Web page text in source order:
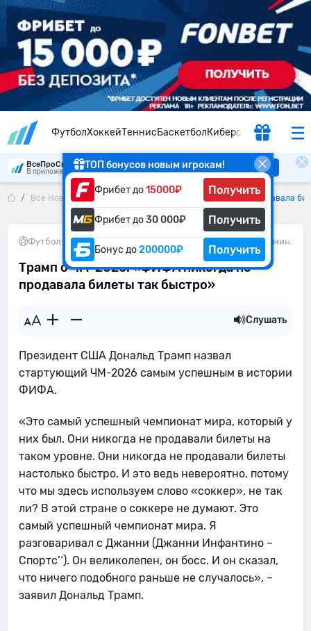
ФутболХоккейТеннисБаскетболКиберспорт
ТОП бонусов новым игрокам!
Фрибет до15000₽ Получить
Фрибет до30 000₽ Получить
Бонус до200000₽ Получить
ВсеПроСпорт
В приложении удобнее Скачать
Все Новости Трамп о ЧМ-2026: «ФИФА никогда не продавала
Футбол• 11.06.2026 1 мин.
Трамп о ЧМ-2026: «ФИФА никогда не
продавала билеты так быстро»
Слушать
Президент США Дональд Трамп назвал
стартующий ЧМ-2026 самым успешным в истории
ФИФА.
«Это самый успешный чемпионат мира, который у
них был. Они никогда не продавали билеты на
таком уровне. Они никогда не продавали билеты
настолько быстро. И это ведь невероятно, потому
что мы здесь используем слово «соккер», не так
ли? В этой стране о соккере не думают. Это
самый успешный чемпионат мира. Я
разговаривал с Джанни (Джанни Инфантино –
Спортс’‘). Он великолепен, он босс. И он сказал,
что ничего подобного раньше не случалось», –
заявил Дональд Трамп.